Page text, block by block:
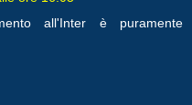
all'Inter è puramente